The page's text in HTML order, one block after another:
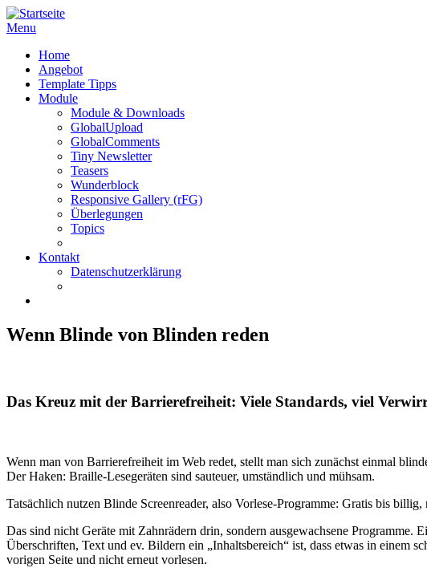
Menu
Home
Angebot
Template Tipps
Module
Module & Downloads
GlobalUpload
GlobalComments
Tiny Newsletter
Teasers
Wunderblock
Responsive Gallery (rFG)
Überlegungen
Topics
Kontakt
Datenschutzerklärung
Wenn Blinde von Blinden reden
Das Kreuz mit der Barrierefreiheit: Viele Standards, viel
Wenn man von Barrierefreiheit im Web redet, stellt man sich zunächst einmal
Der Haken: Braille-Lesegeräten sind sauteuer, umständlich und mühsam.
Tatsächlich nutzen Blinde Screenreader, also Vorlese-Programme: Gratis bis
Das sind nicht Geräte mit Zahnrädern drin, sondern ausgewachsene
Überschriften, Text und ev. Bildern ein „Inhaltsbereich“ ist, dass etwas in einem
vorigen Seite und nicht erneut vorlesen.